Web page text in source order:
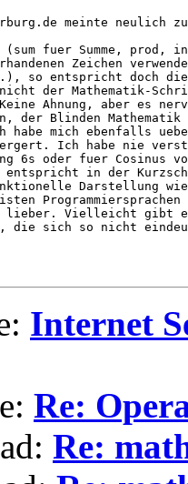
meinte neulich
(sum fuer Summe, prod,
Zeichen
so entspricht doch
der Mathematik-
Ahnung, aber es
der Blinden
mich ebenfalls
Ich habe nie
6s oder fuer Cosinus
entspricht in der
Darstellung
lieber. Vielleicht gibt
die sich so nicht
Internet
Re:
Re: